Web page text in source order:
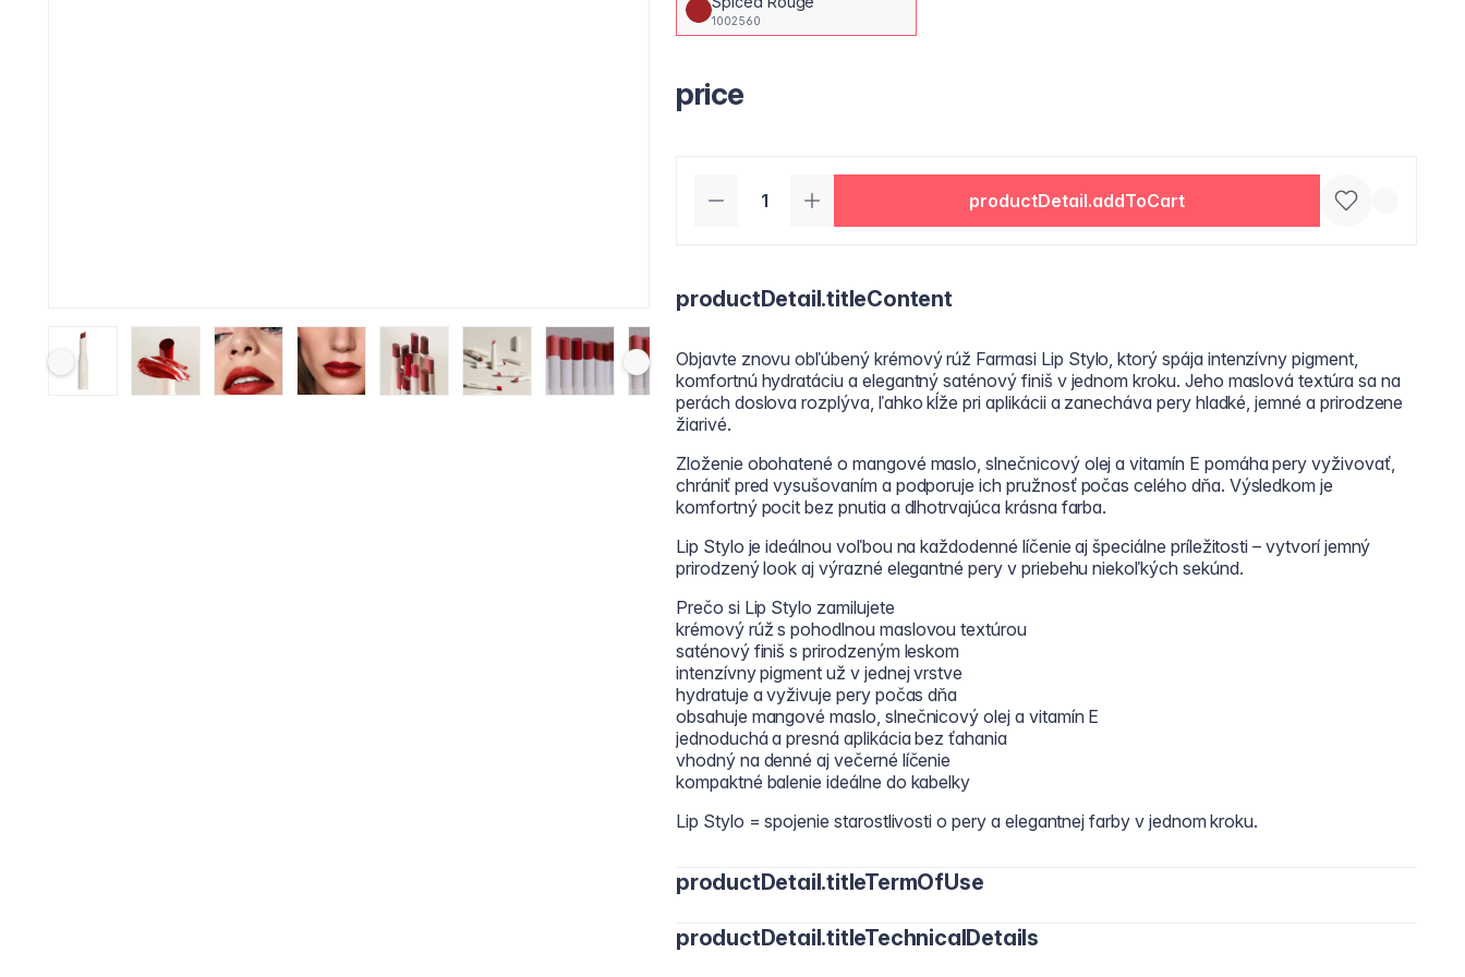
1002560
price
productDetail.addToCart
productDetail.titleContent
Objavte znovu obľúbený krémový rúž Farmasi Lip Stylo, ktorý spája intenzívny pigment,
komfortnú hydratáciu a elegantný saténový finiš v jednom kroku. Jeho maslová textúra sa na
perách doslova rozplýva, ľahko kĺže pri aplikácii a zanecháva pery hladké, jemné a prirodzene
žiarivé.
Zloženie obohatené o mangové maslo, slnečnicový olej a vitamín E pomáha pery vyživovať,
chrániť pred vysušovaním a podporuje ich pružnosť počas celého dňa. Výsledkom je
komfortný pocit bez pnutia a dlhotrvajúca krásna farba.
Lip Stylo je ideálnou voľbou na každodenné líčenie aj špeciálne príležitosti – vytvorí jemný
prirodzený look aj výrazné elegantné pery v priebehu niekoľkých sekúnd.
Prečo si Lip Stylo zamilujete
krémový rúž s pohodlnou maslovou textúrou
saténový finiš s prirodzeným leskom
intenzívny pigment už v jednej vrstve
hydratuje a vyživuje pery počas dňa
obsahuje mangové maslo, slnečnicový olej a vitamín E
jednoduchá a presná aplikácia bez ťahania
vhodný na denné aj večerné líčenie
kompaktné balenie ideálne do kabelky
Lip Stylo = spojenie starostlivosti o pery a elegantnej farby v jednom kroku.
productDetail.titleTermOfUse
Naneste rúž priamo na pery od stredu smerom ku kútikom pre rovnomerné pokrytie.
productDetail.titleTechnicalDetails